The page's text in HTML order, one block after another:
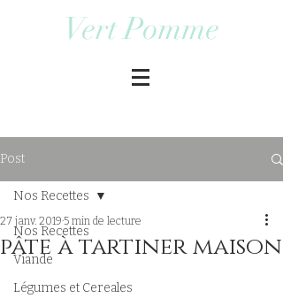
Vert Pomme
Post
Nos Recettes
Viande
Légumes et Cereales
Nos Recettes
pâte à tartiner maison
27 janv. 2019 5 min de lecture